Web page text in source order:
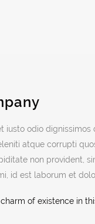
iusto odio
atque corrupti
non provident,
id est laborum et
of existence in